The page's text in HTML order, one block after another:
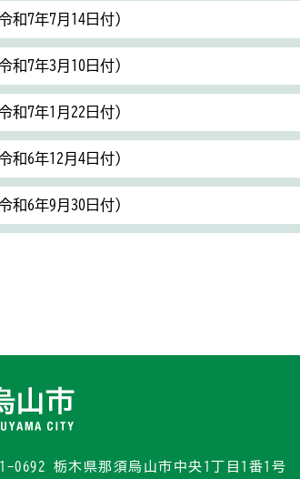
和7年7月14日付）
和7年3月10日付）
和7年1月22日付）
和6年12月4日付）
和6年9月30日付）
0692 栃木県那須烏山市中央1丁目1番1号